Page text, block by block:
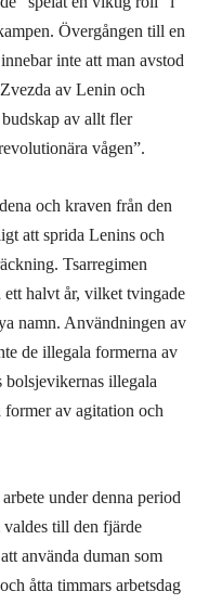
Övergången till en
inte att man avstod
av Lenin och
budskap av allt fler
vågen”.
och kraven från den
att sprida Lenins och
Tsarregimen
ett halvt år, vilket tvingade
namn. Användningen av
de illegala formerna av
bolsjevikernas illegala
av agitation och
under denna period
valdes till den fjärde
använda duman som
åtta timmars arbetsdag